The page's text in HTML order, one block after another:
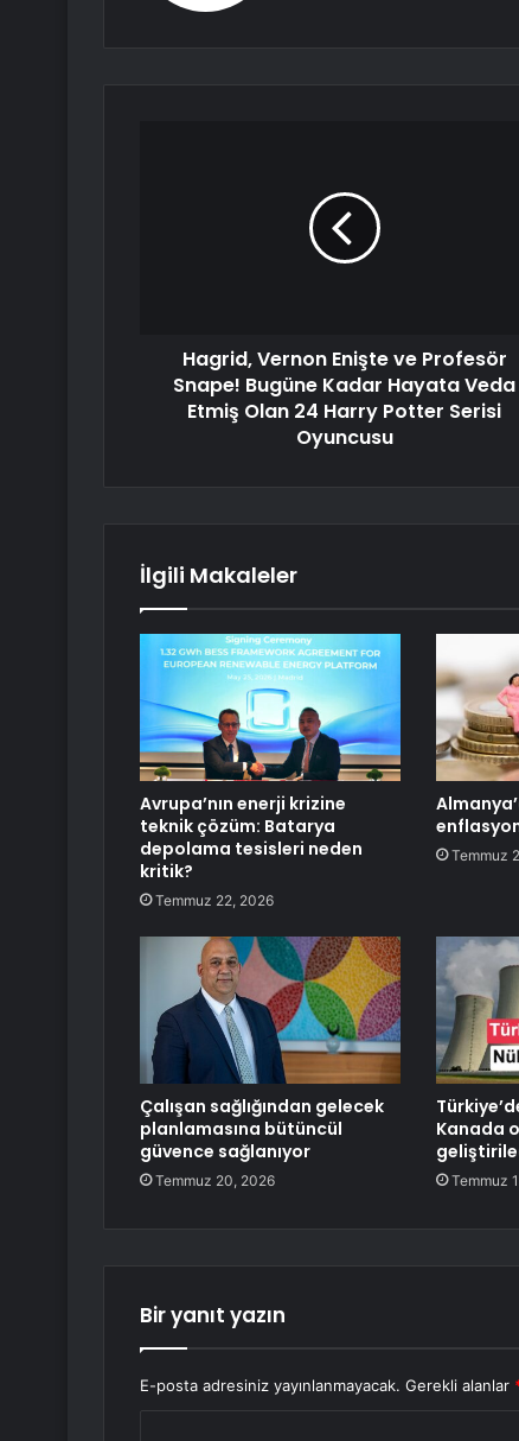
Hagrid, Vernon Enişte ve Profesör
Snape! Bugüne Kadar Hayata Veda
Etmiş Olan 24 Harry Potter Serisi
Oyuncusu
İlgili Makaleler
Avrupa’nın enerji krizine
teknik çözüm: Batarya
depolama tesisleri neden
kritik?
Temmuz 22, 2026
Temmuz
Çalışan sağlığından gelecek
planlamasına bütüncül
güvence sağlanıyor
Temmuz 20, 2026
Kanada
Temmuz
Bir yanıt yazın
E-posta adresiniz yayınlanmayacak. Gerekli alanlar